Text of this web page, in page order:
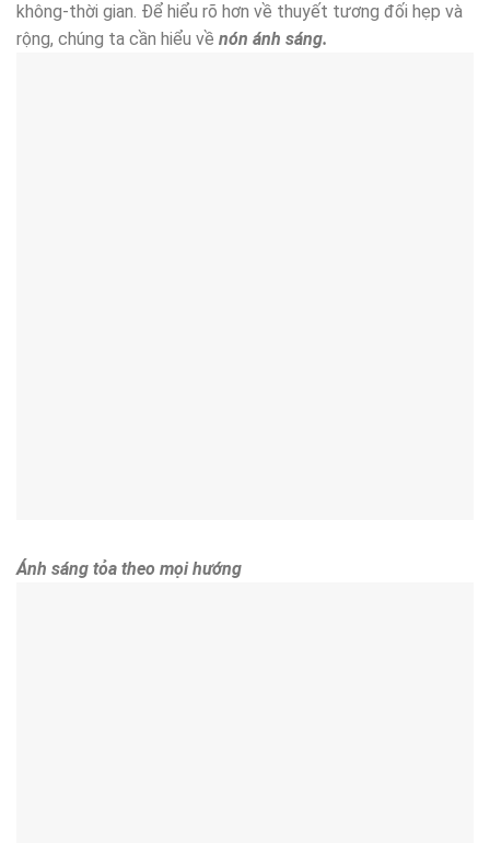
không-thời gian. Để hiểu rõ hơn về thuyết tương đối hẹp và
rộng, chúng ta cần hiểu về nón ánh sáng.
Ánh sáng tỏa theo mọi hướng